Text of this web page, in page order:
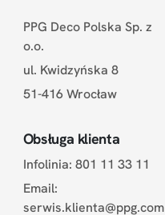
PPG Deco Polska Sp. z
o.o.
ul. Kwidzyńska 8
51-416 Wrocław
Obsługa klienta
Infolinia: 801 11 33 11
Email:
serwis.klienta@ppg.com